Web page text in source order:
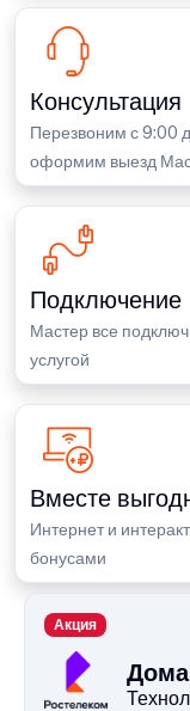
Консультация
Перезвоним с 9:00
оформим выезд
Подключение
Мастер все
услугой
Вместе
Интернет и
бонусами
Акция